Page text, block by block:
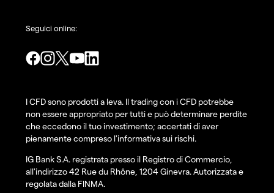
Seguici online:
I CFD sono prodotti a leva. Il trading con i CFD potrebbe
non essere appropriato per tutti e può determinare perdite
che eccedono il tuo investimento; accertati di aver
pienamente compreso l'informativa sui rischi.
IG Bank S.A. registrata presso il Registro di Commercio,
all'indirizzo 42 Rue du Rhône, 1204 Ginevra. Autorizzata e
regolata dalla FINMA.